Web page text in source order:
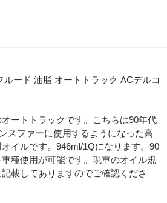
ルード 油脂 オートトラック ACデルコ
ートトラックです。こちらは90年代
スファーに使用するようになった高
イルです。946ml/1Qになります。90
種使用が可能です。現車のオイル規
載してありますのでご確認くださ